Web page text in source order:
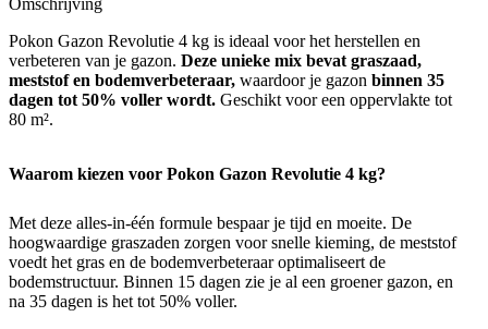
Pokon Gazon Revolutie 4 kg is ideaal voor het herstellen en
verbeteren van je gazon. Deze unieke mix bevat graszaad,
meststof en bodemverbeteraar, waardoor je gazon binnen 35
dagen tot 50% voller wordt. Geschikt voor een oppervlakte tot
80 m².
Waarom kiezen voor Pokon Gazon Revolutie 4 kg?
Met deze alles-in-één formule bespaar je tijd en moeite. De
hoogwaardige graszaden zorgen voor snelle kieming, de meststof
voedt het gras en de bodemverbeteraar optimaliseert de
bodemstructuur. Binnen 15 dagen zie je al een groener gazon, en
na 35 dagen is het tot 50% voller.